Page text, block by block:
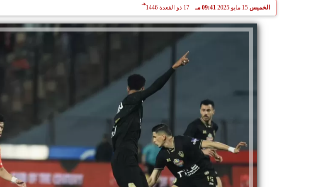
الخميس 15 مايو 2025 09:41 مـ 17 ذو القعدة 1446
هـ